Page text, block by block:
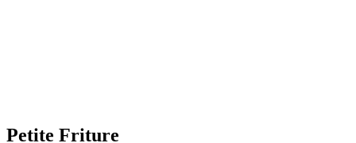
Petite Friture